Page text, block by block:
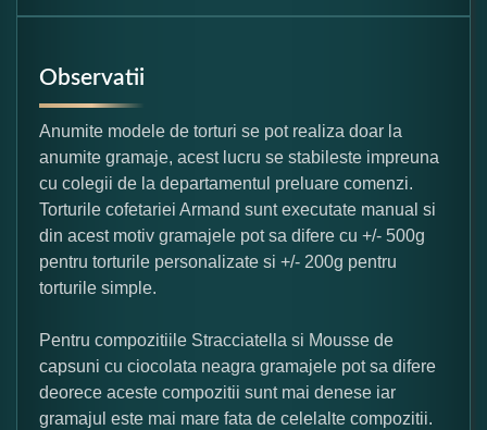
Observatii
Anumite modele de torturi se pot realiza doar la
anumite gramaje, acest lucru se stabileste impreuna
cu colegii de la departamentul preluare comenzi.
Torturile cofetariei Armand sunt executate manual si
din acest motiv gramajele pot sa difere cu +/- 500g
pentru torturile personalizate si +/- 200g pentru
torturile simple.
Pentru compozitiile Stracciatella si Mousse de
capsuni cu ciocolata neagra gramajele pot sa difere
deorece aceste compozitii sunt mai denese iar
gramajul este mai mare fata de celelalte compozitii.